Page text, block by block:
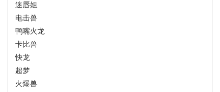
迷唇姐
电击兽
鸭嘴火龙
卡比兽
快龙
超梦
火爆兽